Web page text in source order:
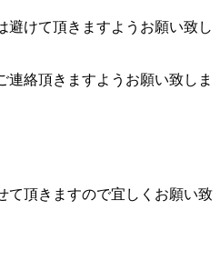
避けて頂きますようお願い致し
連絡頂きますようお願い致しま
て頂きますので宜しくお願い致